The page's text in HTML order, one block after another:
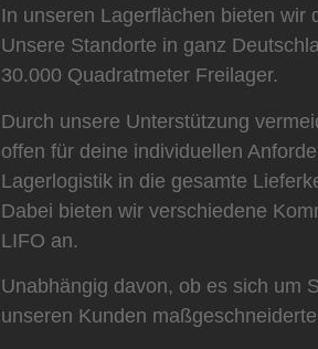
In unseren Lagerflächen bieten wir
Unsere Standorte in ganz
30.000 Quadratmeter Freilager.
Durch unsere Unterstützung
offen für deine individuellen
Lagerlogistik in die gesamte
Dabei bieten wir verschiedene
LIFO an.
Unabhängig davon, ob es sich um
unseren Kunden